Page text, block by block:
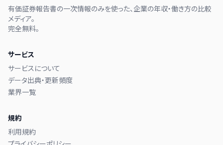
有価証券報告書の一次情報のみを使った、企業の年収・働き方の比較
メディア。
完全無料。
サービス
サービスについて
データ出典・更新頻度
業界一覧
規約
利用規約